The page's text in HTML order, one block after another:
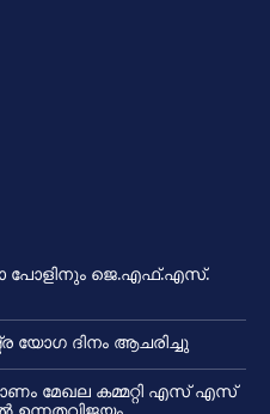
പോളിനും ജെ.എഫ്.എസ്.
യോഗ ദിനം ആചരിച്ചു
മേഖല കമ്മറ്റി എസ് എസ്